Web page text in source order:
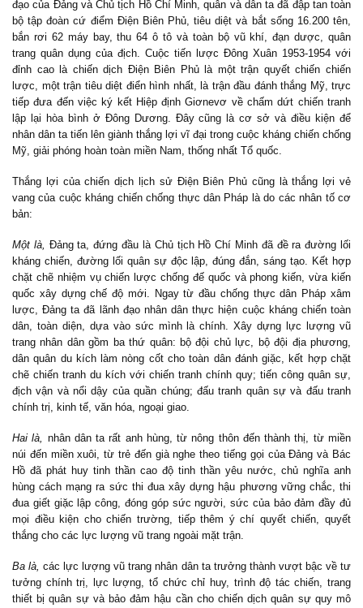
đạo của Đảng và Chủ tịch Hồ Chí Minh, quân và dân ta đã đập tan toàn
bộ tập đoàn cứ điểm Điện Biên Phủ, tiêu diệt và bắt sống 16.200 tên,
bắn rơi 62 máy bay, thu 64 ô tô và toàn bộ vũ khí, đạn dược, quân
trang quân dụng của địch. Cuộc tiến lược Đông Xuân 1953-1954 với
đỉnh cao là chiến dịch Điện Biên Phủ là một trận quyết chiến chiến
lược, một trận tiêu diệt điển hình nhất, là trận đầu đánh thắng Mỹ, trực
tiếp đưa đến việc ký kết Hiệp định Giơnevơ về chấm dứt chiến tranh
lập lại hòa bình ở Đông Dương. Đây cũng là cơ sở và điều kiện để
nhân dân ta tiến lên giành thắng lợi vĩ đại trong cuộc kháng chiến chống
Mỹ, giải phóng hoàn toàn miền Nam, thống nhất Tổ quốc.
Thắng lợi của chiến dịch lịch sử Điện Biên Phủ cũng là thắng lợi vẻ
vang của cuộc kháng chiến chống thực dân Pháp là do các nhân tố cơ
bản:
Một là, Đảng ta, đứng đầu là Chủ tịch Hồ Chí Minh đã đề ra đường lối
kháng chiến, đường lối quân sự độc lập, đúng đắn, sáng tạo. Kết hợp
chặt chẽ nhiệm vụ chiến lược chống đế quốc và phong kiến, vừa kiến
quốc xây dựng chế độ mới. Ngay từ đầu chống thực dân Pháp xâm
lược, Đảng ta đã lãnh đạo nhân dân thực hiện cuộc kháng chiến toàn
dân, toàn diện, dựa vào sức mình là chính. Xây dựng lực lượng vũ
trang nhân dân gồm ba thứ quân: bộ đội chủ lực, bộ đội địa phương,
dân quân du kích làm nòng cốt cho toàn dân đánh giặc, kết hợp chặt
chẽ chiến tranh du kích với chiến tranh chính quy; tiến công quân sự,
địch vận và nổi dậy của quần chúng; đấu tranh quân sự và đấu tranh
chính trị, kinh tế, văn hóa, ngoại giao.
Hai là, nhân dân ta rất anh hùng, từ nông thôn đến thành thị, từ miền
núi đến miền xuôi, từ trẻ đến già nghe theo tiếng gọi của Đảng và Bác
Hồ đã phát huy tinh thần cao độ tinh thần yêu nước, chủ nghĩa anh
hùng cách mạng ra sức thi đua xây dựng hậu phương vững chắc, thi
đua giết giặc lập công, đóng góp sức người, sức của bảo đảm đầy đủ
mọi điều kiện cho chiến trường, tiếp thêm ý chí quyết chiến, quyết
thắng cho các lực lượng vũ trang ngoài mặt trận.
Ba là, các lực lượng vũ trang nhân dân ta trưởng thành vượt bậc về tư
tưởng chính trị, lực lượng, tổ chức chỉ huy, trình độ tác chiến, trang
thiết bị quân sự và bảo đảm hậu cần cho chiến dịch quân sự quy mô